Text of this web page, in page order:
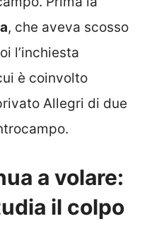
, che aveva scosso
l’inchiesta
è coinvolto
Allegri di due
a volare:
il colpo